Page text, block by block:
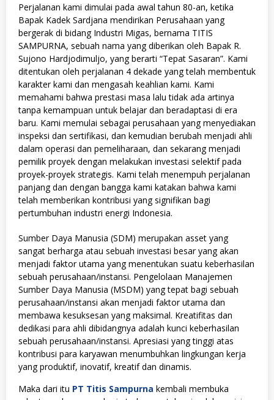
Perjalanan kami dimulai pada awal tahun 80-an, ketika
Bapak Kadek Sardjana mendirikan Perusahaan yang
bergerak di bidang Industri Migas, bernama TITIS
SAMPURNA, sebuah nama yang diberikan oleh Bapak R.
Sujono Hardjodimuljo, yang berarti “Tepat Sasaran”. Kami
ditentukan oleh perjalanan 4 dekade yang telah membentuk
karakter kami dan mengasah keahlian kami. Kami
memahami bahwa prestasi masa lalu tidak ada artinya
tanpa kemampuan untuk belajar dan beradaptasi di era
baru. Kami memulai sebagai perusahaan yang menyediakan
inspeksi dan sertifikasi, dan kemudian berubah menjadi ahli
dalam operasi dan pemeliharaan, dan sekarang menjadi
pemilik proyek dengan melakukan investasi selektif pada
proyek-proyek strategis. Kami telah menempuh perjalanan
panjang dan dengan bangga kami katakan bahwa kami
telah memberikan kontribusi yang signifikan bagi
pertumbuhan industri energi Indonesia.
Sumber Daya Manusia (SDM) merupakan asset yang
sangat berharga atau sebuah investasi besar yang akan
menjadi faktor utama yang menentukan suatu keberhasilan
sebuah perusahaan/instansi. Pengelolaan Manajemen
Sumber Daya Manusia (MSDM) yang tepat bagi sebuah
perusahaan/instansi akan menjadi faktor utama dan
membawa kesuksesan yang maksimal. Kreatifitas dan
dedikasi para ahli dibidangnya adalah kunci keberhasilan
sebuah perusahaan/instansi. Apresiasi yang tinggi atas
kontribusi para karyawan menumbuhkan lingkungan kerja
yang produktif, inovatif, kreatif dan dinamis.
Maka dari itu PT Titis Sampurna kembali membuka